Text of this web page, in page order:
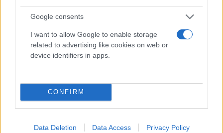
Google consents
I want to allow Google to enable storage
related to advertising like cookies on web or
device identifiers in apps.
CONFIRM
Data Deletion Data Access Privacy Policy
Το «τελετουργικό» στην Αλάσκα, ο
«ασυνήθιστα» θερμός Πούτιν και ο… βλοσυρός